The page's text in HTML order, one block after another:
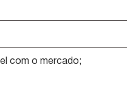
com o mercado;